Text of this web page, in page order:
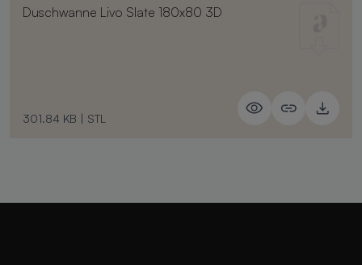
Duschwanne Livo Slate 180x80 3D
301.84 KB | STL